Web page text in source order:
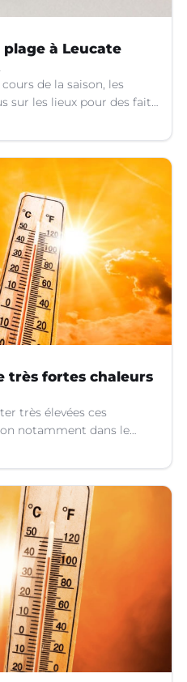
à Leucate
de la saison, les
sur les lieux pour des faits
d'alcool, de rixes, de
très fortes chaleurs
très élevées ces
notamment dans le